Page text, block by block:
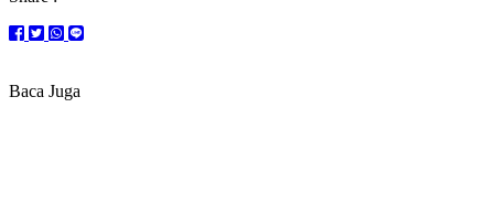
Baca Juga